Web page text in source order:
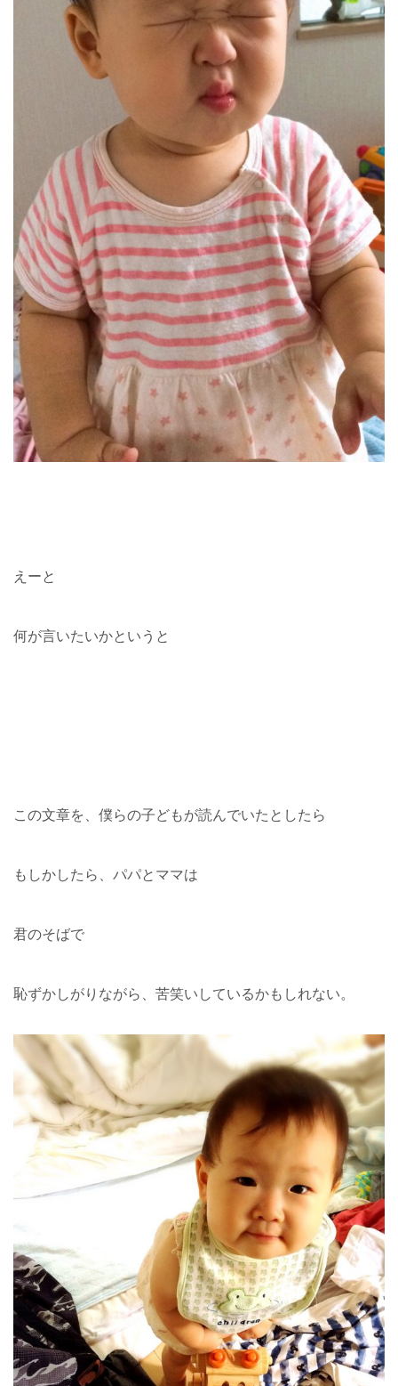
えーと
何が言いたいかというと
この文章を、僕らの子どもが読んでいたとしたら
もしかしたら、パパとママは
君のそばで
恥ずかしがりながら、苦笑いしているかもしれない。